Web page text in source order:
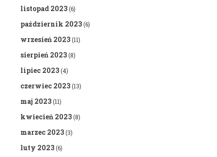
listopad 2023(6)
październik 2023(6)
wrzesień 2023(11)
sierpień 2023(8)
lipiec 2023(4)
czerwiec 2023(13)
maj 2023(11)
kwiecień 2023(8)
marzec 2023(3)
luty 2023(6)